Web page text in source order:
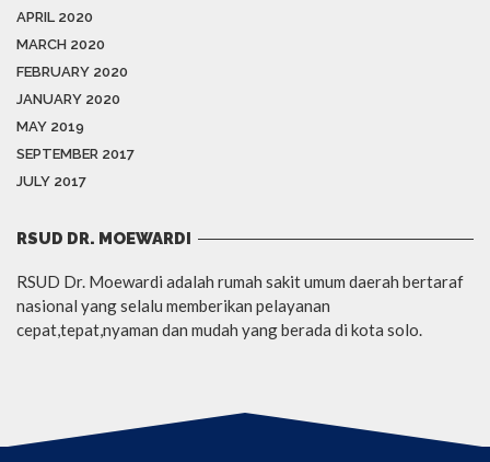
APRIL 2020
MARCH 2020
FEBRUARY 2020
JANUARY 2020
MAY 2019
SEPTEMBER 2017
JULY 2017
RSUD DR. MOEWARDI
RSUD Dr. Moewardi adalah rumah sakit umum daerah bertaraf
nasional yang selalu memberikan pelayanan
cepat,tepat,nyaman dan mudah yang berada di kota solo.